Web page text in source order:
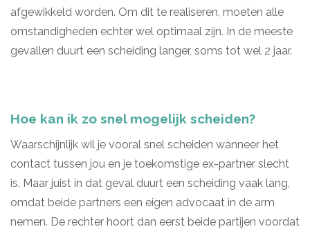
afgewikkeld worden. Om dit te realiseren, moeten alle
omstandigheden echter wel optimaal zijn. In de meeste
gevallen duurt een scheiding langer, soms tot wel 2 jaar.
Hoe kan ik zo snel mogelijk scheiden?
Waarschijnlijk wil je vooral snel scheiden wanneer het
contact tussen jou en je toekomstige ex-partner slecht
is. Maar juist in dat geval duurt een scheiding vaak lang,
omdat beide partners een eigen advocaat in de arm
nemen. De rechter hoort dan eerst beide partijen voordat